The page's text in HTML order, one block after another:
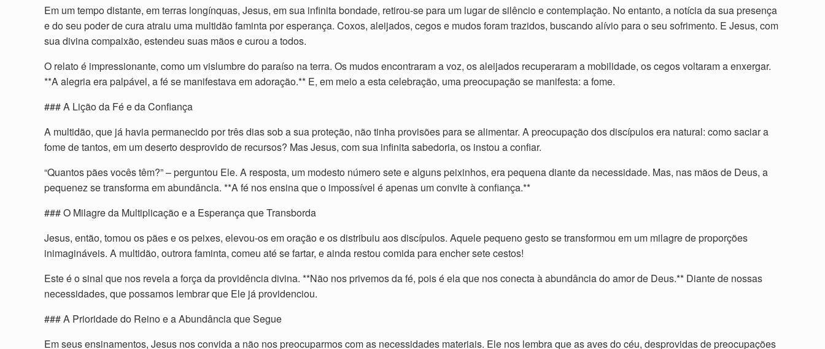
Em um tempo distante, em terras longínquas, Jesus, em sua infinita bondade, retirou-se para um lugar de silêncio e contemplação. No entanto, a notícia da sua presença
e do seu poder de cura atraiu uma multidão faminta por esperança. Coxos, aleijados, cegos e mudos foram trazidos, buscando alívio para o seu sofrimento. E Jesus, com
sua divina compaixão, estendeu suas mãos e curou a todos.
O relato é impressionante, como um vislumbre do paraíso na terra. Os mudos encontraram a voz, os aleijados recuperaram a mobilidade, os cegos voltaram a enxergar.
**A alegria era palpável, a fé se manifestava em adoração.** E, em meio a esta celebração, uma preocupação se manifesta: a fome.
### A Lição da Fé e da Confiança
A multidão, que já havia permanecido por três dias sob a sua proteção, não tinha provisões para se alimentar. A preocupação dos discípulos era natural: como saciar a
fome de tantos, em um deserto desprovido de recursos? Mas Jesus, com sua infinita sabedoria, os instou a confiar.
“Quantos pães vocês têm?” – perguntou Ele. A resposta, um modesto número sete e alguns peixinhos, era pequena diante da necessidade. Mas, nas mãos de Deus, a
pequenez se transforma em abundância. **A fé nos ensina que o impossível é apenas um convite à confiança.**
### O Milagre da Multiplicação e a Esperança que Transborda
Jesus, então, tomou os pães e os peixes, elevou-os em oração e os distribuiu aos discípulos. Aquele pequeno gesto se transformou em um milagre de proporções
inimagináveis. A multidão, outrora faminta, comeu até se fartar, e ainda restou comida para encher sete cestos!
Este é o sinal que nos revela a força da providência divina. **Não nos privemos da fé, pois é ela que nos conecta à abundância do amor de Deus.** Diante de nossas
necessidades, que possamos lembrar que Ele já providenciou.
### A Prioridade do Reino e a Abundância que Segue
Em seus ensinamentos, Jesus nos convida a não nos preocuparmos com as necessidades materiais. Ele nos lembra que as aves do céu, desprovidas de preocupações